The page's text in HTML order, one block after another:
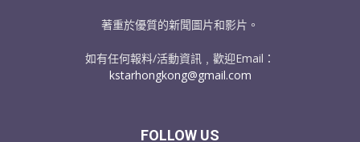
著重於優質的新聞圖片和影片。
如有任何報料/活動資訊﹐歡迎Email：
kstarhongkong@gmail.com
FOLLOW US